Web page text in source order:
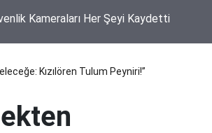
Kameraları Her Şeyi Kaydetti
Kızılören Tulum Peyniri!”